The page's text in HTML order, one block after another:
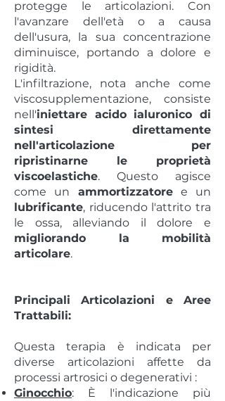
protegge le articolazioni. Con
l'avanzare dell'età o a causa
dell'usura, la sua concentrazione
diminuisce, portando a dolore e
rigidità.
L'infiltrazione, nota anche come
viscosupplementazione, consiste
nell'iniettare acido ialuronico di
sintesi direttamente
nell'articolazione per
ripristinarne le proprietà
viscoelastiche. Questo agisce
come un ammortizzatoree un
lubrificante, riducendo l'attrito tra
le ossa, alleviando il dolore e
migliorando la mobilità
articolare.
Principali Articolazioni e Aree
Trattabili:
Questa terapia è indicata per
diverse articolazioni affette da
processi artrosici o degenerativi :
Ginocchio: È l'indicazione più